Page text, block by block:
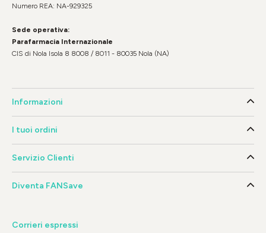
Numero REA: NA-929325
Sede operativa:
Parafarmacia Internazionale
CIS di Nola Isola 8 8008 / 8011 - 80035 Nola (NA)
Informazioni
I tuoi ordini
Servizio Clienti
Diventa FANSave
Corrieri espressi